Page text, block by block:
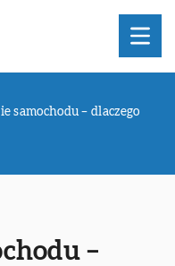
samochodu – dlaczego
–